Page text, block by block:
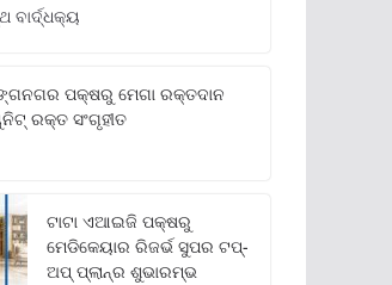
ବାର୍ଦ୍ଧକ୍ୟ
ପକ୍ଷରୁ ମେଗା ରକ୍ତଦାନ
ରକ୍ତ ସଂଗୃହୀତ
ଟାଟା ଏଆଇଜି ପକ୍ଷରୁ
ମେଡିକେୟାର ରିଜର୍ଭ ସୁପର ଟପ୍‌-
ଅପ୍ ପ୍ଲାନ୍‌ର ଶୁଭାରମ୍ଭ